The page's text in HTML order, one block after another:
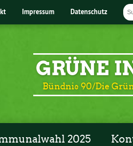
Impressum Datenschutz
GRÜNE
Bündnis 90/Die
2025